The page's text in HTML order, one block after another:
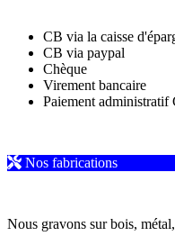
CB via la caisse
CB via paypal
Chèque
Virement bancaire
Paiement administratif
Nos fabrications
Nous gravons sur bois,